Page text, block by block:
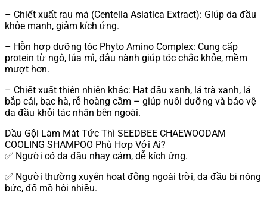
– Chiết xuất rau má (Centella Asiatica Extract): Giúp da đầu
khỏe mạnh, giảm kích ứng.
– Hỗn hợp dưỡng tóc Phyto Amino Complex: Cung cấp
protein từ ngô, lúa mì, đậu nành giúp tóc chắc khỏe, mềm
mượt hơn.
– Chiết xuất thiên nhiên khác: Hạt đậu xanh, lá trà xanh, lá
bắp cải, bạc hà, rễ hoàng cầm – giúp nuôi dưỡng và bảo vệ
da đầu khỏi tác nhân bên ngoài.
Dầu Gội Làm Mát Tức Thì SEEDBEE CHAEWOODAM
COOLING SHAMPOO Phù Hợp Với Ai?
✅ Người có da đầu nhạy cảm, dễ kích ứng.
✅ Người thường xuyên hoạt động ngoài trời, da đầu bị nóng
bức, đổ mồ hôi nhiều.